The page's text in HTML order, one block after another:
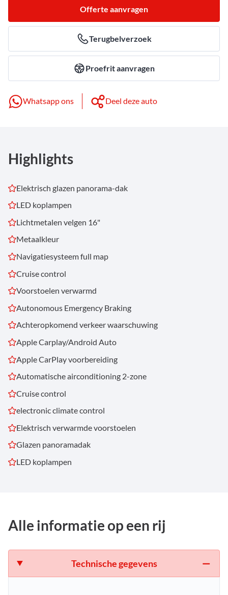
Offerte aanvragen
Terugbelverzoek
Proefrit aanvragen
Whatsapp ons Deel deze auto
Highlights
Elektrisch glazen panorama-dak
LED koplampen
Lichtmetalen velgen 16"
Metaalkleur
Navigatiesysteem full map
Cruise control
Voorstoelen verwarmd
Autonomous Emergency Braking
Achteropkomend verkeer waarschuwing
Apple Carplay/Android Auto
Apple CarPlay voorbereiding
Automatische airconditioning 2-zone
Cruise control
electronic climate control
Elektrisch verwarmde voorstoelen
Glazen panoramadak
LED koplampen
Alle informatie op een rij
Technische gegevens